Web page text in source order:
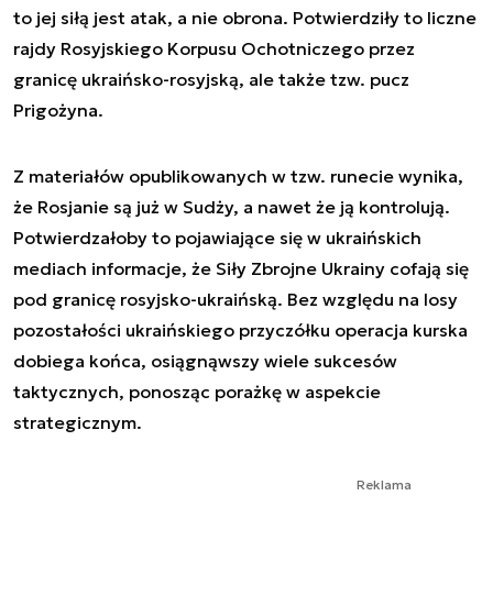
to jej siłą jest atak, a nie obrona. Potwierdziły to liczne
rajdy Rosyjskiego Korpusu Ochotniczego przez
granicę ukraińsko-rosyjską, ale także tzw. pucz
Prigożyna.
Z materiałów opublikowanych w tzw. runecie wynika,
że Rosjanie są już w Sudży, a nawet że ją kontrolują.
Potwierdzałoby to pojawiające się w ukraińskich
mediach informacje, że Siły Zbrojne Ukrainy cofają się
pod granicę rosyjsko-ukraińską. Bez względu na losy
pozostałości ukraińskiego przyczółku operacja kurska
dobiega końca, osiągnąwszy wiele sukcesów
taktycznych, ponosząc porażkę w aspekcie
strategicznym.
Reklama